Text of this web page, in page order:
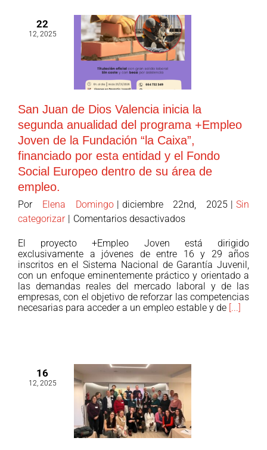
22
12, 2025
San Juan de Dios Valencia inicia la
segunda anualidad del programa +Empleo
Joven de la Fundación “la Caixa”,
financiado por esta entidad y el Fondo
Social Europeo dentro de su área de
empleo.
Por Elena Domingo | diciembre 22nd, 2025 | Sin
categorizar | Comentarios desactivadosen
Juan
de
Dios
Valencia
inicia
programa
+Empleo
de
la
El proyecto +Empleo Joven está dirigido
exclusivamente a jóvenes de entre 16 y 29 años
inscritos en el Sistema Nacional de Garantía Juvenil,
con un enfoque eminentemente práctico y orientado a
las demandas reales del mercado laboral y de las
empresas, con el objetivo de reforzar las competencias
necesarias para acceder a un empleo estable y de [...]
16
12, 2025